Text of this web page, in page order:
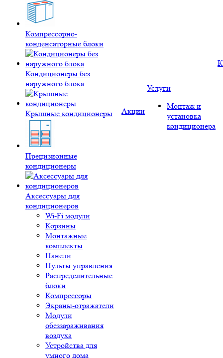
Компрессорно-
конденсаторные блоки
Кондиционеры без
наружного блока
Крышные кондиционеры
Прецизионные
кондиционеры
Аксессуары для
кондиционеров
Wi-Fi модули
Корзины
Монтажные
комплекты
Панели
Пульты управления
Распределительные
блоки
Компрессоры
Экраны-отражатели
Модули
обеззараживания
воздуха
Устройства для
умного дома
Акции
Услуги
Монтаж и
установка
кондиционера